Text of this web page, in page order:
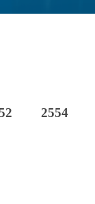
2554